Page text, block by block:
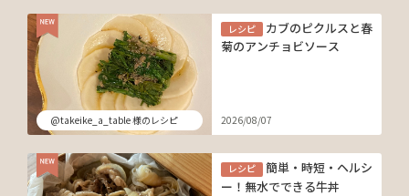
@takeike_a_table 様のレシピ
レシピ
カブのピクルスと春
菊のアンチョビソース
2026/08/07
レシピ
簡単・時短・ヘルシ
ー！無水でできる牛丼